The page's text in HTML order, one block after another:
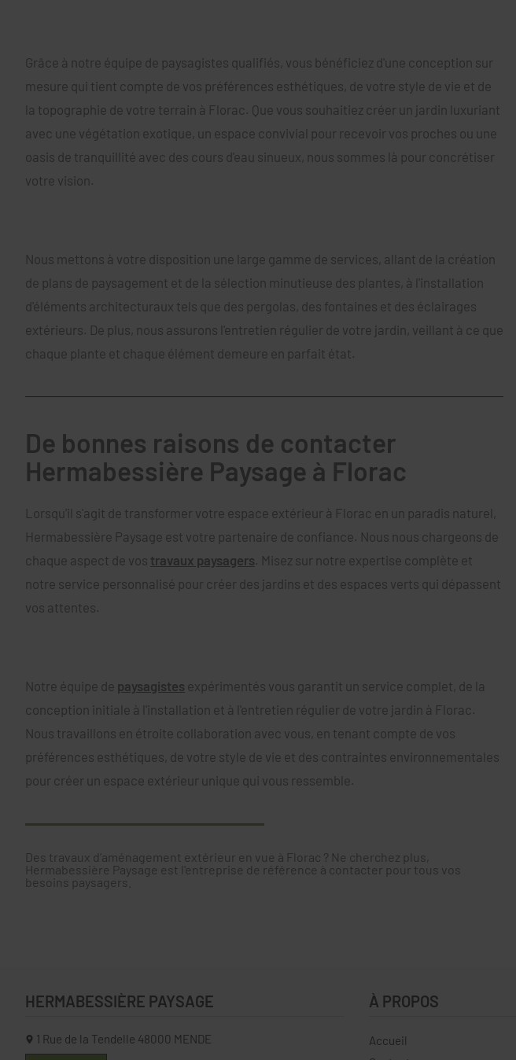
Grâce à notre équipe de paysagistes qualifiés, vous bénéficiez d'une conception sur
mesure qui tient compte de vos préférences esthétiques, de votre style de vie et de
la topographie de votre terrain à Florac. Que vous souhaitiez créer un jardin luxuriant
avec une végétation exotique, un espace convivial pour recevoir vos proches ou une
oasis de tranquillité avec des cours d'eau sinueux, nous sommes là pour concrétiser
votre vision.
Nous mettons à votre disposition une large gamme de services, allant de la création
de plans de paysagement et de la sélection minutieuse des plantes, à l'installation
d'éléments architecturaux tels que des pergolas, des fontaines et des éclairages
extérieurs. De plus, nous assurons l'entretien régulier de votre jardin, veillant à ce que
chaque plante et chaque élément demeure en parfait état.
De bonnes raisons de contacter
Hermabessière Paysage à Florac
Lorsqu'il s'agit de transformer votre espace extérieur à Florac en un paradis naturel,
Hermabessière Paysage est votre partenaire de confiance. Nous nous chargeons de
chaque aspect de vos travaux paysagers. Misez sur notre expertise complète et
notre service personnalisé pour créer des jardins et des espaces verts qui dépassent
vos attentes.
Notre équipe de paysagistes expérimentés vous garantit un service complet, de la
conception initiale à l'installation et à l'entretien régulier de votre jardin à Florac.
Nous travaillons en étroite collaboration avec vous, en tenant compte de vos
préférences esthétiques, de votre style de vie et des contraintes environnementales
pour créer un espace extérieur unique qui vous ressemble.
Des travaux d’aménagement extérieur en vue à Florac ? Ne cherchez plus,
Hermabessière Paysage est l'entreprise de référence à contacter pour tous vos
besoins paysagers.
HERMABESSIÈRE PAYSAGE
1 Rue de la Tendelle 48000 MENDE
À PROPOS
Accueil